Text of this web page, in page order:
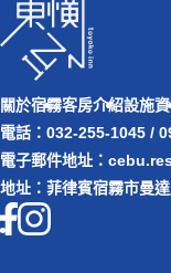
關於宿霧客房介紹設施
電話：032-255-1045 /
電子郵件地址：
地址：菲律賓宿霧市曼